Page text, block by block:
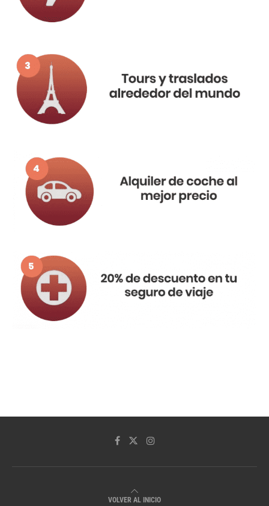
VOLVER AL INICIO